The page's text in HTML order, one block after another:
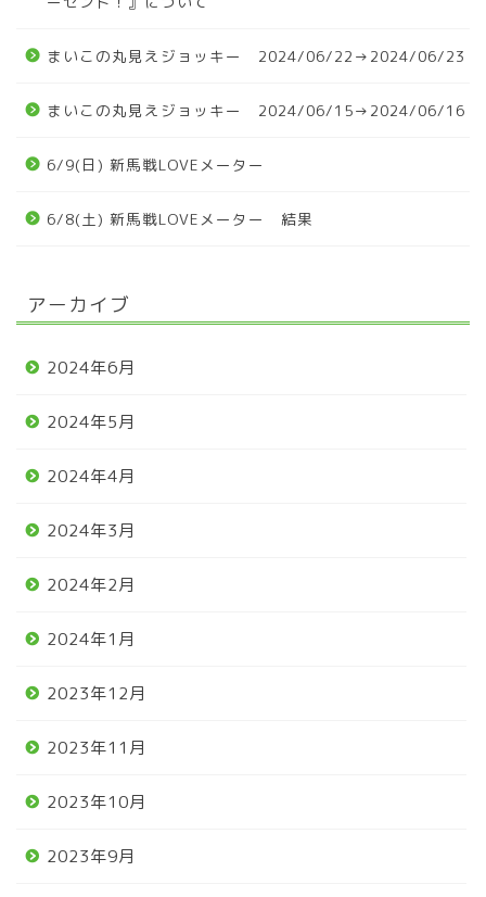
まいこの丸見えジョッキー 2024/06/22→2024/06/23
まいこの丸見えジョッキー 2024/06/15→2024/06/16
6/9(日) 新馬戦LOVEメーター
6/8(土) 新馬戦LOVEメーター 結果
アーカイブ
2024年6月
2024年5月
2024年4月
2024年3月
2024年2月
2024年1月
2023年12月
2023年11月
2023年10月
2023年9月